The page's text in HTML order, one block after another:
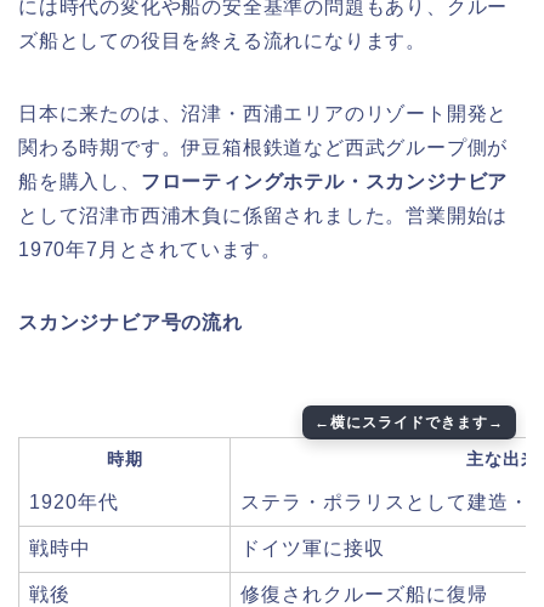
には時代の変化や船の安全基準の問題もあり、クルー
ズ船としての役目を終える流れになります。
日本に来たのは、沼津・西浦エリアのリゾート開発と
関わる時期です。伊豆箱根鉄道など西武グループ側が
船を購入し、 フローティングホテル・スカンジナビア
として沼津市西浦木負に係留されました。営業開始は
1970年7月とされています。
スカンジナビア号の流れ
時期 主な出来
1920年代 ステラ・ポラリスとして建造・
戦時中 ドイツ軍に接収
戦後 修復されクルーズ船に復帰